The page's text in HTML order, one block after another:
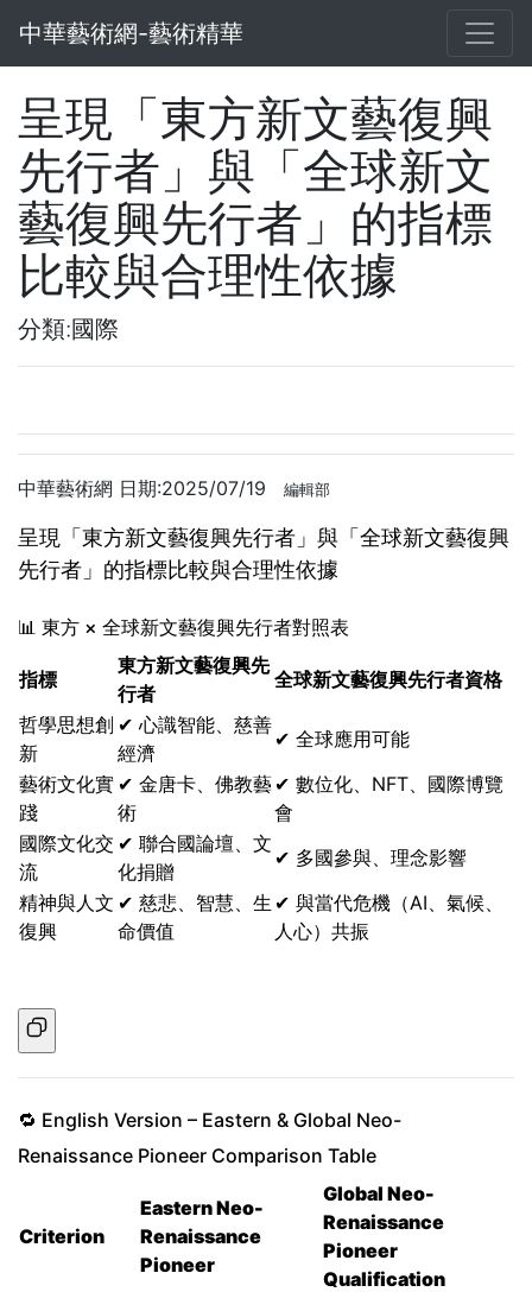
中華藝術網-藝術精華
呈現「東方新文藝復興
先行者」與「全球新文
藝復興先行者」的指標
比較與合理性依據
分類:國際
中華藝術網 日期:2025/07/19 編輯部
呈現「東方新文藝復興先行者」與「全球新文藝復興
先行者」的指標比較與合理性依據
📊 東方 × 全球新文藝復興先行者對照表
指標
東方新文藝復興先
行者
全球新文藝復興先行者資格
哲學思想創
新
✔ 心識智能、慈善
經濟
✔ 全球應用可能
藝術文化實
踐
✔ 金唐卡、佛教藝
術
✔ 數位化、NFT、國際博覽
會
國際文化交
流
✔ 聯合國論壇、文
化捐贈
✔ 多國參與、理念影響
精神與人文
復興
✔ 慈悲、智慧、生
命價值
✔ 與當代危機（AI、氣候、
人心）共振
🔁 English Version – Eastern & Global Neo-
Renaissance Pioneer Comparison Table
Criterion
Eastern Neo-
Renaissance
Pioneer
Global Neo-
Renaissance
Pioneer
Qualification